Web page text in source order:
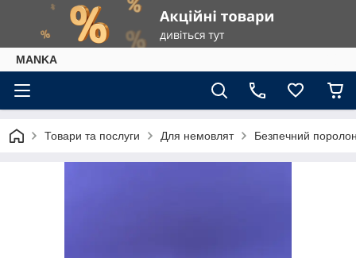
МАNKА
Товари та послуги Для немовлят Безпечний